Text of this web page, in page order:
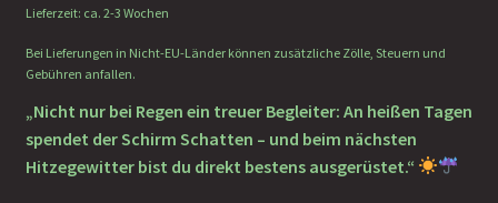
Lieferzeit: ca. 2-3 Wochen
Bei Lieferungen in Nicht-EU-Länder können zusätzliche Zölle, Steuern und
Gebühren anfallen.
„Nicht nur bei Regen ein treuer Begleiter: An heißen Tagen
spendet der Schirm Schatten – und beim nächsten
Hitzegewitter bist du direkt bestens ausgerüstet.“